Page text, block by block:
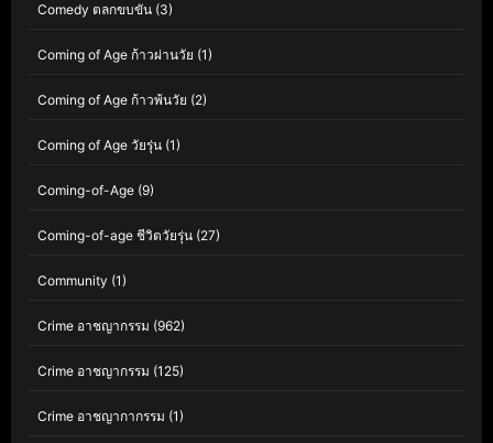
Comedy ตลกขบขัน (3)
Coming of Age ก้าวผ่านวัย (1)
Coming of Age ก้าวพ้นวัย (2)
Coming of Age วัยรุ่น (1)
Coming-of-Age (9)
Coming-of-age ชีวิตวัยรุ่น (27)
Community (1)
Crime อาชญากรรม (962)
Crime อาชญากรรม (125)
Crime อาชญากากรรม (1)